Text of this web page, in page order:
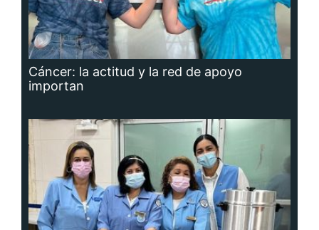
Cáncer: la actitud y la red de apoyo
importan